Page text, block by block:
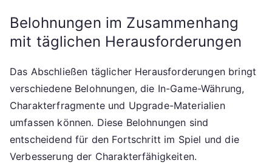
Belohnungen im Zusammenhang
mit täglichen Herausforderungen
Das Abschließen täglicher Herausforderungen bringt
verschiedene Belohnungen, die In-Game-Währung,
Charakterfragmente und Upgrade-Materialien
umfassen können. Diese Belohnungen sind
entscheidend für den Fortschritt im Spiel und die
Verbesserung der Charakterfähigkeiten.